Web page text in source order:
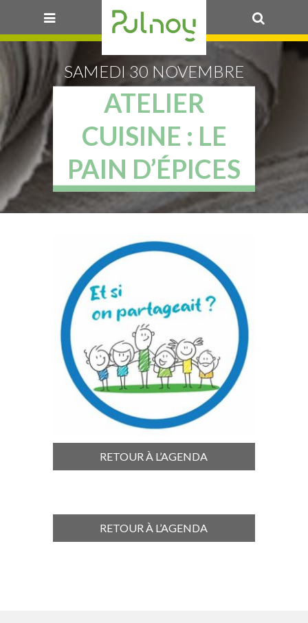
SAMEDI 30 NOVEMBRE
ATELIER
CUISINE : LE
PAIN D’ÉPICES
RETOUR À L’AGENDA
RETOUR À L’AGENDA